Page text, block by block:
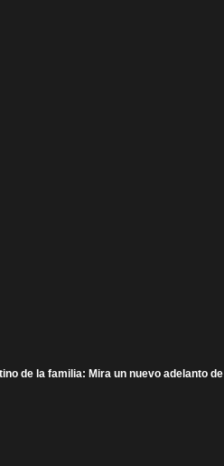
de la familia: Mira un nuevo adelanto de